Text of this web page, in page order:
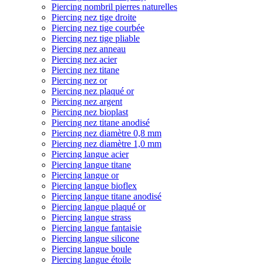
Piercing nombril pierres naturelles
Piercing nez tige droite
Piercing nez tige courbée
Piercing nez tige pliable
Piercing nez anneau
Piercing nez acier
Piercing nez titane
Piercing nez or
Piercing nez plaqué or
Piercing nez argent
Piercing nez bioplast
Piercing nez titane anodisé
Piercing nez diamètre 0,8 mm
Piercing nez diamètre 1,0 mm
Piercing langue acier
Piercing langue titane
Piercing langue or
Piercing langue bioflex
Piercing langue titane anodisé
Piercing langue plaqué or
Piercing langue strass
Piercing langue fantaisie
Piercing langue silicone
Piercing langue boule
Piercing langue étoile